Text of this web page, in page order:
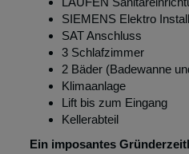
Eiche Natur
Misteli Fließen in der
LAUFEN
SIEMENS Elektro
SAT Anschluss
3 Schlafzimmer
2 Bäder (Badewanne
Klimaanlage
Lift bis zum Eingang